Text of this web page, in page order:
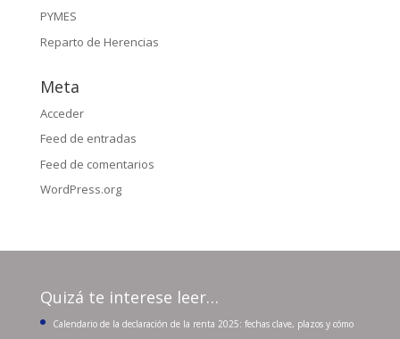
PYMES
Reparto de Herencias
Meta
Acceder
Feed de entradas
Feed de comentarios
WordPress.org
Quizá te interese leer…
Calendario de la declaración de la renta 2025: fechas clave, plazos y cómo